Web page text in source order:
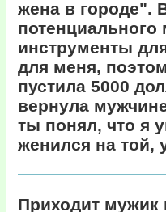
жена в городе".
инструменты
для меня,
пустила 5000
вернула
ты понял, что я
женился на той,
Приходит мужик